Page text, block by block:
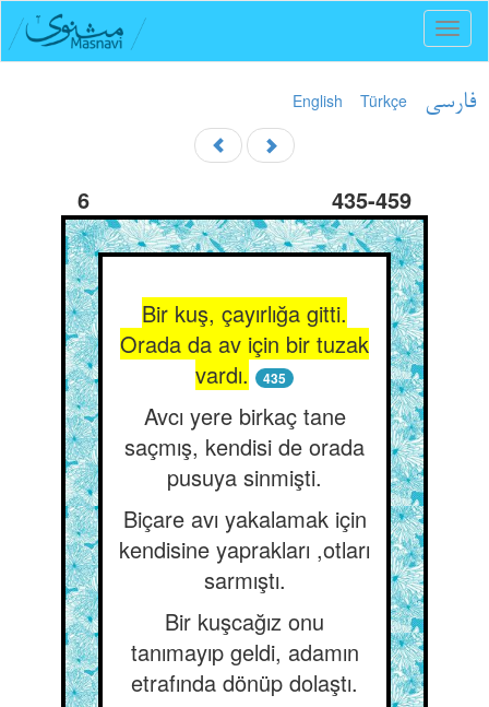
English Türkçe فارسی
6 435-459
Bir kuş, çayırlığa gitti.
Orada da av için bir tuzak
vardı.
435
Avcı yere birkaç tane
saçmış, kendisi de orada
pusuya sinmişti.
Biçare avı yakalamak için
kendisine yaprakları ,otları
sarmıştı.
Bir kuşcağız onu
tanımayıp geldi, adamın
etrafında dönüp dolaştı.